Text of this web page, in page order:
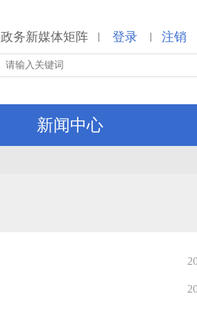
政务新媒体矩阵 | 登录 | 注销
新闻中心